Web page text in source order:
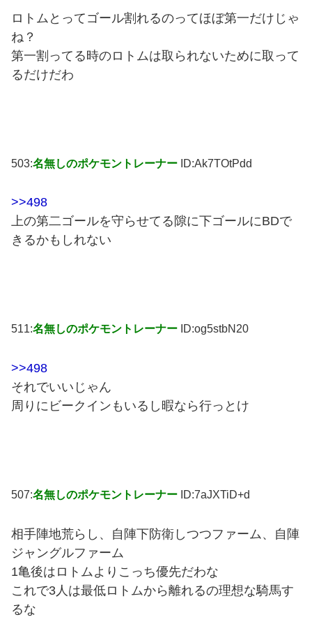
ロトムとってゴール割れるのってほぼ第一だけじゃ
ね？
第一割ってる時のロトムは取られないために取って
るだけだわ
503:名無しのポケモントレーナー ID:Ak7TOtPdd
>>498
上の第二ゴールを守らせてる隙に下ゴールにBDで
きるかもしれない
511:名無しのポケモントレーナー ID:og5stbN20
>>498
それでいいじゃん
周りにビークインもいるし暇なら行っとけ
507:名無しのポケモントレーナー ID:7aJXTiD+d
相手陣地荒らし、自陣下防衛しつつファーム、自陣
ジャングルファーム
1亀後はロトムよりこっち優先だわな
これで3人は最低ロトムから離れるの理想な騎馬す
るな